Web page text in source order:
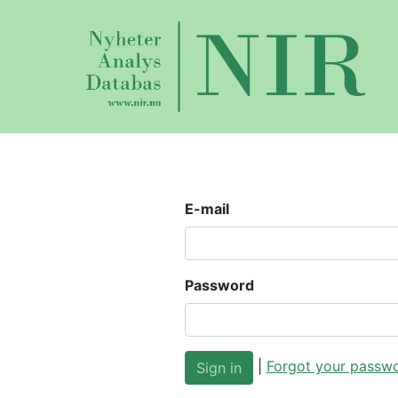
E-mail
Password
Forgot your